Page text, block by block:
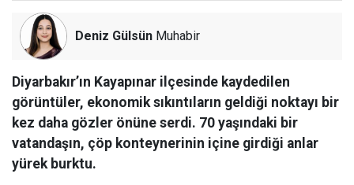
Deniz Gülsün Muhabir
Diyarbakır’ın Kayapınar ilçesinde kaydedilen
görüntüler, ekonomik sıkıntıların geldiği noktayı bir
kez daha gözler önüne serdi. 70 yaşındaki bir
vatandaşın, çöp konteynerinin içine girdiği anlar
yürek burktu.